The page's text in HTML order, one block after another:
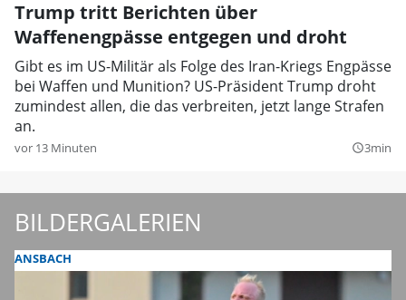
Trump tritt Berichten über
Waffenengpässe entgegen und droht
Gibt es im US-Militär als Folge des Iran-Kriegs Engpässe
bei Waffen und Munition? US-Präsident Trump droht
zumindest allen, die das verbreiten, jetzt lange Strafen
an.
vor 13 Minuten query_builder3min
BILDERGALERIEN
ANSBACH